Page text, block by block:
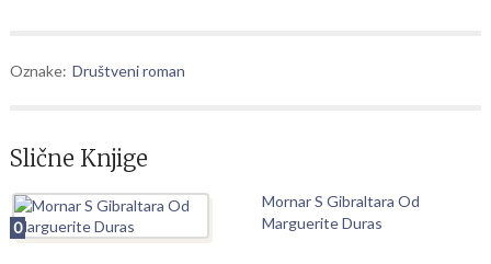
Oznake: Društveni roman
Slične Knjige
0
Mornar S Gibraltara Od
Marguerite Duras